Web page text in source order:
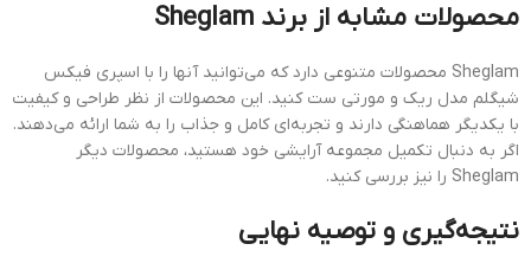
محصولات مشابه از برند Sheglam
Sheglam محصولات متنوعی دارد که می‌توانید آنها را با اسپری فیکس
شیگلم مدل ریک و مورتی ست کنید. این محصولات از نظر طراحی و کیفیت
با یکدیگر هماهنگی دارند و تجربه‌ای کامل و جذاب را به شما ارائه می‌دهند.
اگر به دنبال تکمیل مجموعه آرایشی خود هستید، محصولات دیگر
Sheglam را نیز بررسی کنید.
نتیجه‌گیری و توصیه نهایی